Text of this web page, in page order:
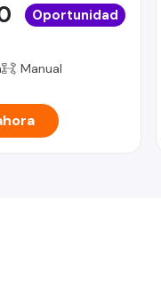
Oportunidad
Manual